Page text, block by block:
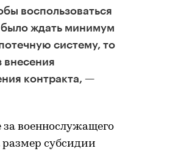
воспользоваться
ждать минимум
систему, то
внесения
контракта, —
военнослужащего
размер субсидии